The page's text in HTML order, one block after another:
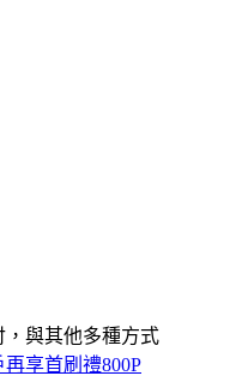
與其他多種方式
再享首刷禮800P